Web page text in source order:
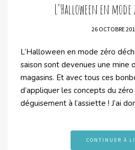
L’Halloween en
26 OCTOBRE
L’Halloween en mode zéro
saison sont devenues une mine
magasins. Et avec tous ces
d’appliquer les concepts du
déguisement à l’assiette ! J’ai
CONTINUER À